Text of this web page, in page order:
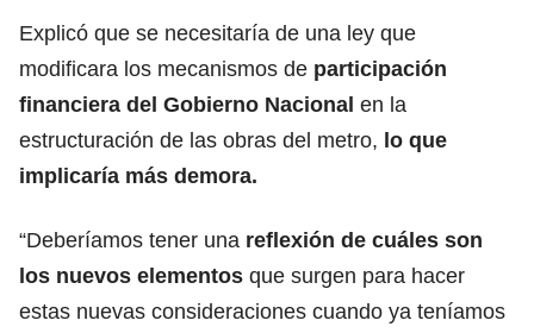
Explicó que se necesitaría de una ley que
modificara los mecanismos de participación
financiera del Gobierno Nacional en la
estructuración de las obras del metro, lo que
implicaría más demora.
“Deberíamos tener una reflexión de cuáles son
los nuevos elementos que surgen para hacer
estas nuevas consideraciones cuando ya teníamos